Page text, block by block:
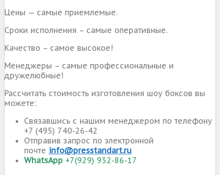
Цены — самые приемлемые.
Сроки исполнения – самые оперативные.
Качество – самое высокое!
Менеджеры – самые профессиональные и
дружелюбные!
Рассчитать стоимость изготовления шоу боксов вы
можете:
Связавшись с нашим менеджером по телефону
+7 (495) 740-26-42
Отправив запрос по электронной
почте info@presstandart.ru
WhatsApp +7(929) 932-86-17